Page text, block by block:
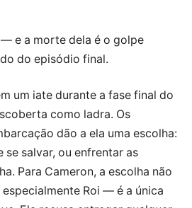
e a morte dela é o golpe
do episódio final.
um iate durante a fase final do
como ladra. Os
dão a ela uma escolha:
se salvar, ou enfrentar as
Para Cameron, a escolha não
Roi — é a única